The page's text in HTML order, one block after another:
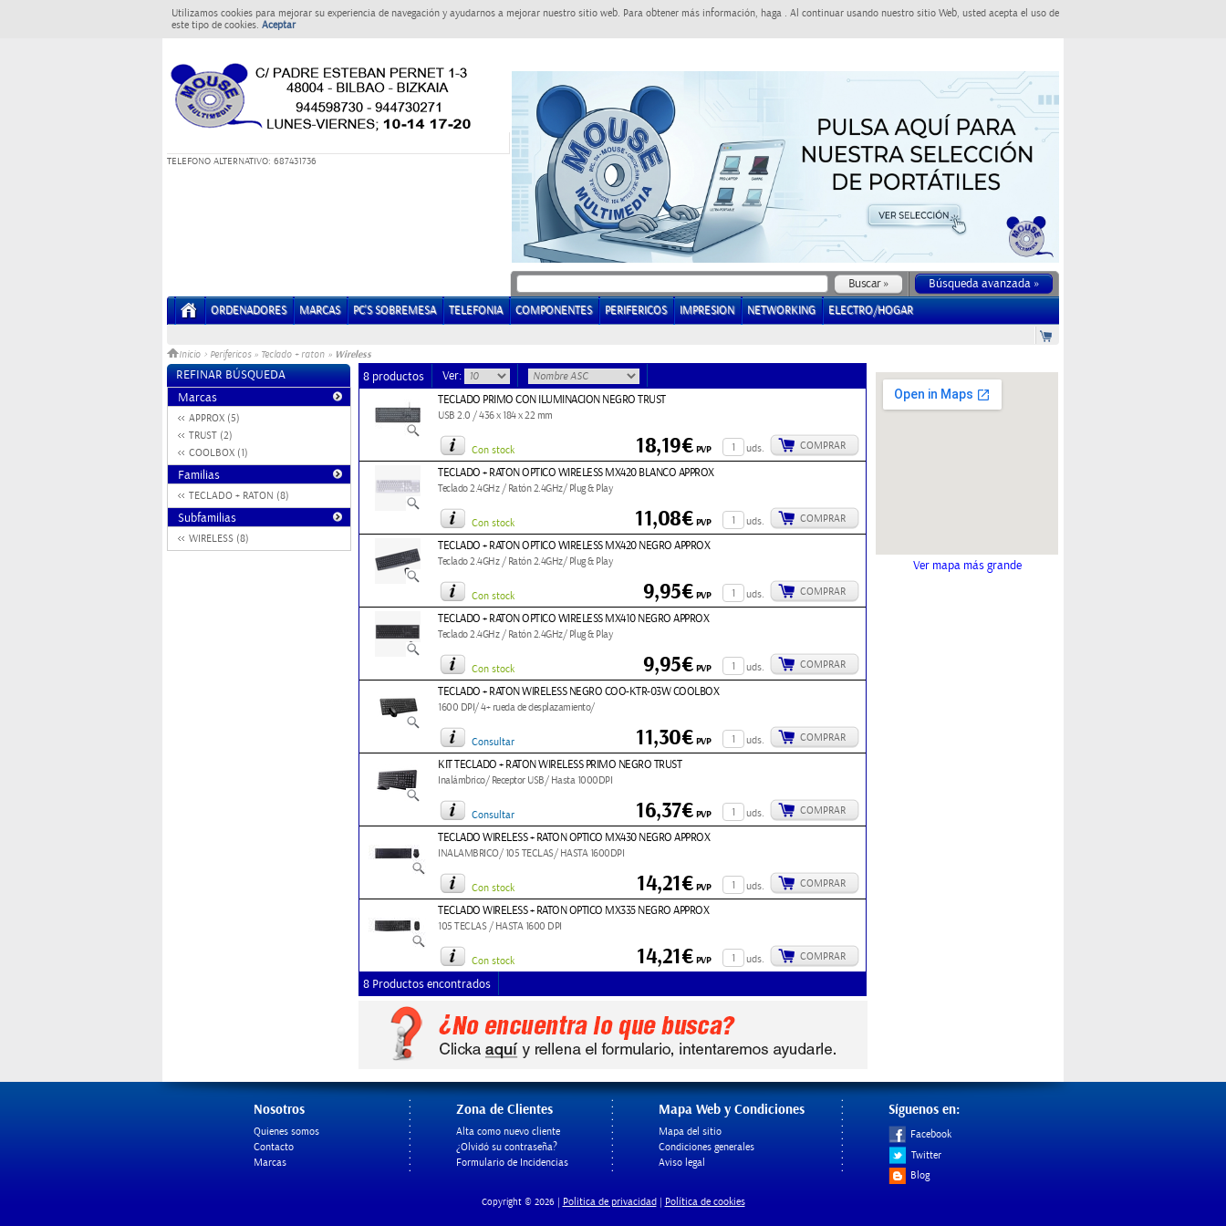
Utilizamos cookies para mejorar su experiencia de navegación y ayudarnos a mejorar nuestro sitio web. Para obtener más información, haga . Al continuar usando nuestro sitio Web, usted acepta el uso de
este tipo de cookies. Aceptar
TELEFONO ALTERNATIVO: 687431736
Búsqueda avanzada »
ORDENADORES MARCAS PC'S SOBREMESA TELEFONIA COMPONENTES PERIFERICOS IMPRESION NETWORKING ELECTRO/HOGAR
Inicio > Perifericos » Teclado + raton » Wireless
REFINAR BÚSQUEDA
Marcas
APPROX (5)
TRUST (2)
COOLBOX (1)
Familias
TECLADO + RATON (8)
Subfamilias
WIRELESS (8)
8 productos Ver:
TECLADO PRIMO CON ILUMINACION NEGRO TRUST
USB 2.0 / 436 x 184 x 22 mm
Con stock uds. COMPRAR
18,19€PVP
TECLADO + RATON OPTICO WIRELESS MX420 BLANCO APPROX
Teclado 2.4GHz / Ratón 2.4GHz/ Plug & Play
Con stock uds. COMPRAR
11,08€PVP
TECLADO + RATON OPTICO WIRELESS MX420 NEGRO APPROX
Teclado 2.4GHz / Ratón 2.4GHz/ Plug & Play
Con stock uds. COMPRAR
9,95€PVP
TECLADO + RATON OPTICO WIRELESS MX410 NEGRO APPROX
Teclado 2.4GHz / Ratón 2.4GHz/ Plug & Play
Con stock uds. COMPRAR
9,95€PVP
TECLADO + RATON WIRELESS NEGRO COO-KTR-03W COOLBOX
1600 DPI/ 4+ rueda de desplazamiento/
Consultar uds. COMPRAR
11,30€PVP
KIT TECLADO + RATON WIRELESS PRIMO NEGRO TRUST
Inalámbrico/ Receptor USB/ Hasta 1000DPI
Consultar uds. COMPRAR
16,37€PVP
TECLADO WIRELESS + RATON OPTICO MX430 NEGRO APPROX
INALAMBRICO/ 105 TECLAS/ HASTA 1600DPI
Con stock uds. COMPRAR
14,21€PVP
TECLADO WIRELESS + RATON OPTICO MX335 NEGRO APPROX
105 TECLAS / HASTA 1600 DPI
Con stock uds. COMPRAR
14,21€PVP
8 Productos encontrados
Ver mapa más grande
Nosotros
Quienes somos
Contacto
Marcas
Zona de Clientes
Alta como nuevo cliente
¿Olvidó su contraseña?
Formulario de Incidencias
Mapa Web y Condiciones
Mapa del sitio
Condiciones generales
Aviso legal
Síguenos en:
Facebook
Twitter
Blog
Copyright © 2026 | Politica de privacidad Política de cookies